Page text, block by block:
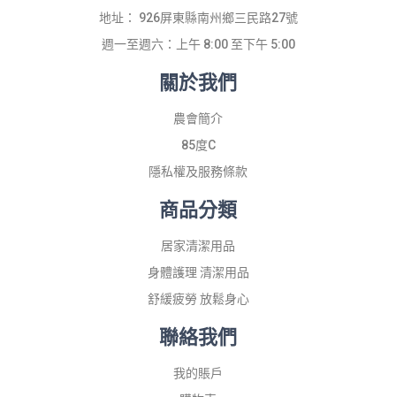
地址： 926屏東縣南州鄉三民路27號
週一至週六：上午 8:00 至下午 5:00
關於我們
農會簡介
85度C
隱私權及服務條款
商品分類
居家清潔用品
身體護理 清潔用品
舒緩疲勞 放鬆身心
聯絡我們
我的賬戶